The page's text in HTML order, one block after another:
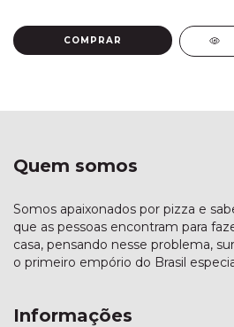
Quem somos
Somos apaixonados por pizza e
que as pessoas encontram para
casa, pensando nesse problema,
o primeiro empório do Brasil
Informações